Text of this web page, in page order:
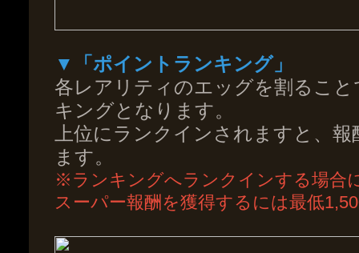
▼「ポイントランキング」
各レアリティのエッグを割るこ
キングとなります。
上位にランクインされますと、
ます。
※ランキングへランクインする場合
スーパー報酬を獲得するには最低